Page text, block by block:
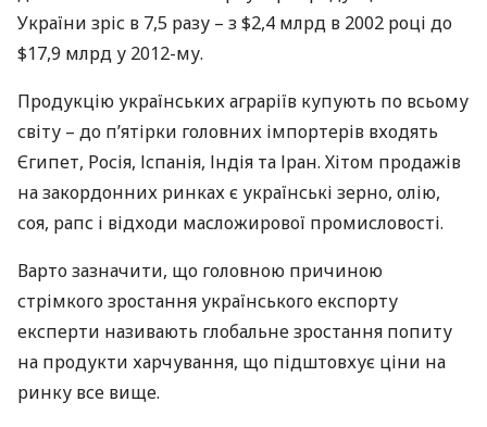
України зріс в 7,5 разу – з $2,4 млрд в 2002 році до
$17,9 млрд у 2012-му.
Продукцію українських аграріїв купують по всьому
світу – до п’ятірки головних імпортерів входять
Єгипет, Росія, Іспанія, Індія та Іран. Хітом продажів
на закордонних ринках є українські зерно, олію,
соя, рапс і відходи масложирової промисловості.
Варто зазначити, що головною причиною
стрімкого зростання українського експорту
експерти називають глобальне зростання попиту
на продукти харчування, що підштовхує ціни на
ринку все вище.